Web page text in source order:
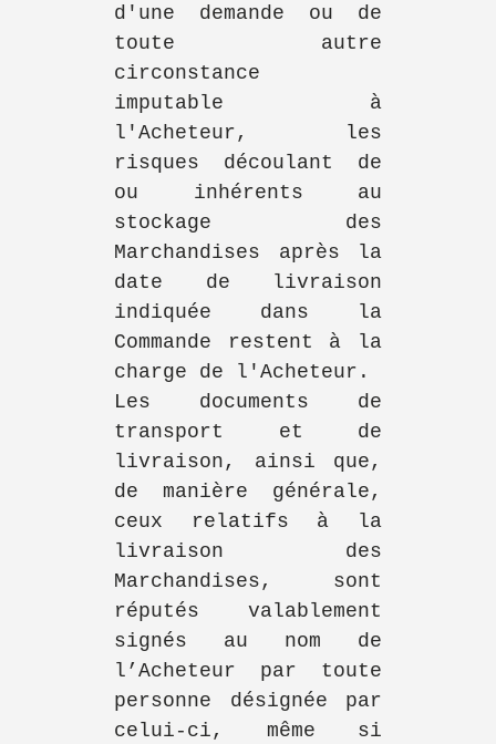
d'une demande ou de
toute autre
circonstance
imputable à
l'Acheteur, les
risques découlant de
ou inhérents au
stockage des
Marchandises après la
date de livraison
indiquée dans la
Commande restent à la
charge de l'Acheteur.
Les documents de
transport et de
livraison, ainsi que,
de manière générale,
ceux relatifs à la
livraison des
Marchandises, sont
réputés valablement
signés au nom de
l’Acheteur par toute
personne désignée par
celui-ci, même si